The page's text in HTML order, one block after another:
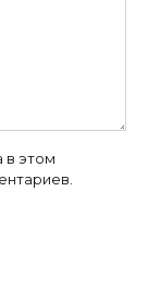
в этом